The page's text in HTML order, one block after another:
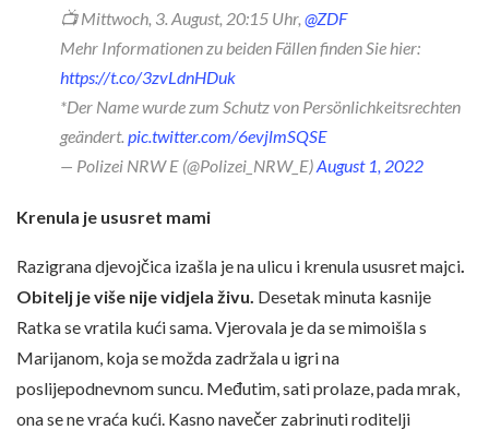
📺 Mittwoch, 3. August, 20:15 Uhr, @ZDF
Mehr Informationen zu beiden Fällen finden Sie hier:
https://t.co/3zvLdnHDuk
*Der Name wurde zum Schutz von Persönlichkeitsrechten
geändert. pic.twitter.com/6evjlmSQSE
— Polizei NRW E (@Polizei_NRW_E)August 1, 2022
Krenula je ususret mami
Razigrana djevojčica izašla je na ulicu i krenula ususret majci
Obitelj je više nije vidjela živu. Desetak minuta kasnije
Ratka se vratila kući sama. Vjerovala je da se mimoišla s
Marijanom, koja se možda zadržala u igri na
poslijepodnevnom suncu. Međutim, sati prolaze, pada mrak,
ona se ne vraća kući. Kasno navečer zabrinuti roditelji